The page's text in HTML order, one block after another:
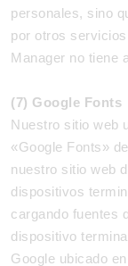
personales, sino
por otros
Manager no tiene
(7) Google Fonts
Nuestro sitio web
«Google Fonts»
nuestro sitio web
dispositivos
cargando fuentes
dispositivo
Google ubicado